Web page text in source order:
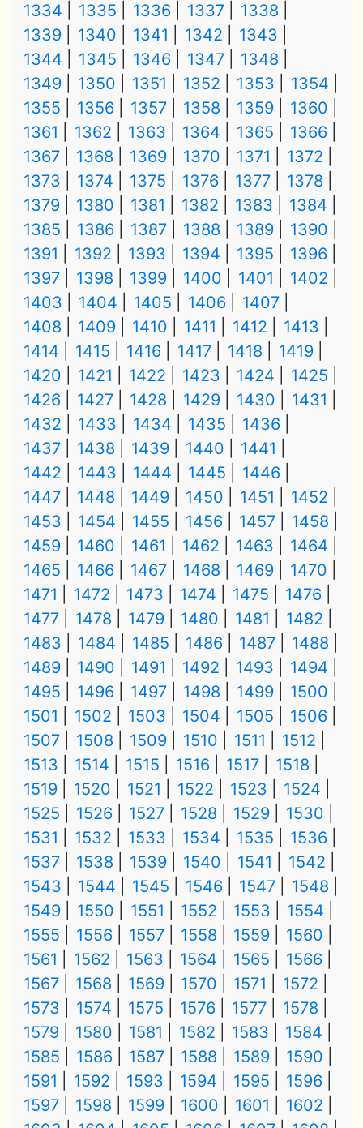
1334
1335 1336 1337
1338
1339
1340 1341 1342
1343
1344
1345 1346 1347
1348
1349
1350 1351 1352 1353
1354
1355
1356 1357 1358 1359
1360
1361
1362 1363 1364 1365
1366
1367
1368 1369 1370 1371
1372
1373
1374 1375 1376 1377
1378
1379
1380 1381 1382 1383
1384
1385
1386 1387 1388 1389
1390
1391
1392 1393 1394 1395
1396
1397
1398 1399 1400 1401
1402
1403
1404 1405 1406
1407
1408
1409 1410 1411 1412
1413
1414
1415 1416 1417 1418
1419
1420
1421 1422 1423 1424
1425
1426
1427 1428 1429 1430
1431
1432
1433 1434 1435
1436
1437
1438 1439 1440
1441
1442
1443 1444 1445
1446
1447
1448 1449 1450 1451
1452
1453
1454 1455 1456 1457
1458
1459
1460 1461 1462 1463
1464
1465
1466 1467 1468 1469
1470
1471
1472 1473 1474 1475
1476
1477
1478 1479 1480 1481
1482
1483
1484 1485 1486 1487
1488
1489
1490 1491 1492 1493
1494
1495
1496 1497 1498 1499
1500
1501
1502 1503 1504 1505
1506
1507
1508 1509 1510 1511
1512
1513
1514 1515 1516 1517
1518
1519
1520 1521 1522 1523
1524
1525
1526 1527 1528 1529
1530
1531
1532 1533 1534 1535
1536
1537
1538 1539 1540 1541
1542
1543
1544 1545 1546 1547
1548
1549
1550 1551 1552 1553
1554
1555
1556 1557 1558 1559
1560
1561
1562 1563 1564 1565
1566
1567
1568 1569 1570 1571
1572
1573
1574 1575 1576 1577
1578
1579
1580 1581 1582 1583
1584
1585
1586 1587 1588 1589
1590
1591
1592 1593 1594 1595
1596
1597
1598 1599 1600 1601
1602